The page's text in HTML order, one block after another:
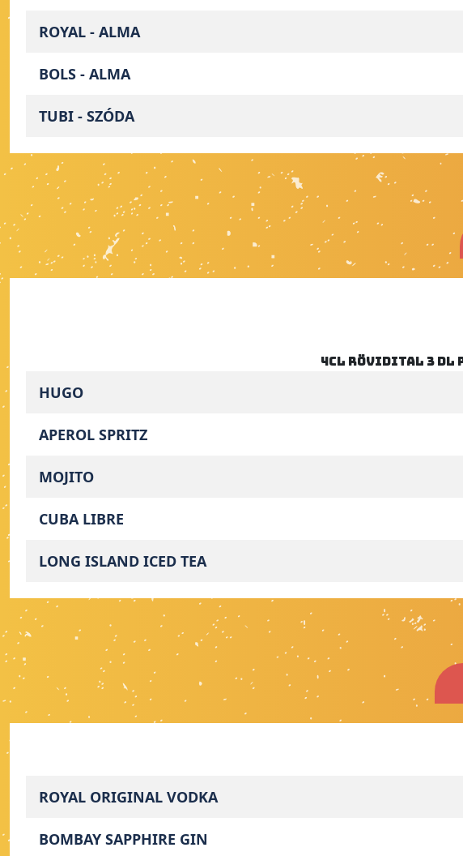
ROYAL - ALMA
BOLS - ALMA
TUBI - SZÓDA
4cl rövidital 3 dl
HUGO
APEROL SPRITZ
MOJITO
CUBA LIBRE
LONG ISLAND ICED TEA
ROYAL ORIGINAL VODKA
BOMBAY SAPPHIRE GIN